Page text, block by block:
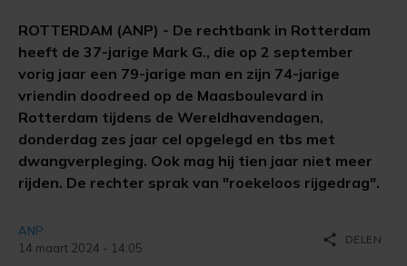
ROTTERDAM (ANP) - De rechtbank in Rotterdam
heeft de 37-jarige Mark G., die op 2 september
vorig jaar een 79-jarige man en zijn 74-jarige
vriendin doodreed op de Maasboulevard in
Rotterdam tijdens de Wereldhavendagen,
donderdag zes jaar cel opgelegd en tbs met
dwangverpleging. Ook mag hij tien jaar niet meer
rijden. De rechter sprak van "roekeloos rijgedrag".
ANP
14 maart 2024 - 14:05
share DELEN